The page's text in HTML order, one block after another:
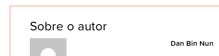
Sobre o autor
Dan Bin Nun